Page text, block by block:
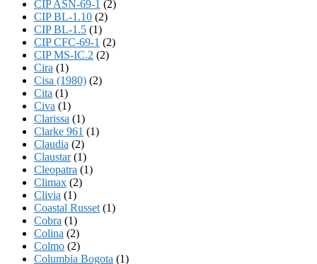
CIP ASN-69-1 (2)
CIP BL-1.10 (2)
CIP BL-1.5 (1)
CIP CFC-69-1 (2)
CIP MS-IC.2 (2)
Cira (1)
Cisa (1980) (2)
Cita (1)
Civa (1)
Clarissa (1)
Clarke 961 (1)
Claudia (2)
Claustar(1)
Cleopatra (1)
Climax (2)
Clivia (1)
Coastal Russet (1)
Cobra (1)
Colina (2)
Colmo (2)
Columbia Bogota (1)